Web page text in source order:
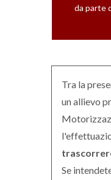
da parte
Tra la
un allievo
Se